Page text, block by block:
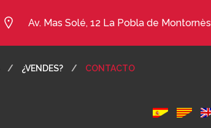
Av. Mas Solé, 12 La Pobla de Montornès
¿VENDES? CONTACTO